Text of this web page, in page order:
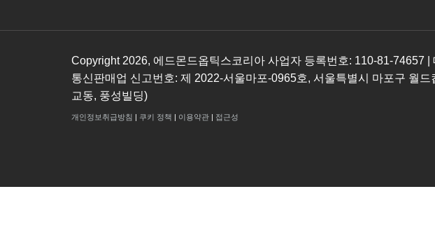
Copyright 2026, 에드몬드옵틱스코리아 사업자 등록번호: 110-81-74657 |
통신판매업 신고번호: 제 2022-서울마포-0965호, 서울특별시 마포구 월드
교동, 풍성빌딩)
개인정보취급방침 | 쿠키 정책 | 이용약관 | 접근성